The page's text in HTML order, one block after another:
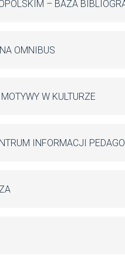
– BAZA
OMNIBUS
W KULTURZE
INFORMACJI